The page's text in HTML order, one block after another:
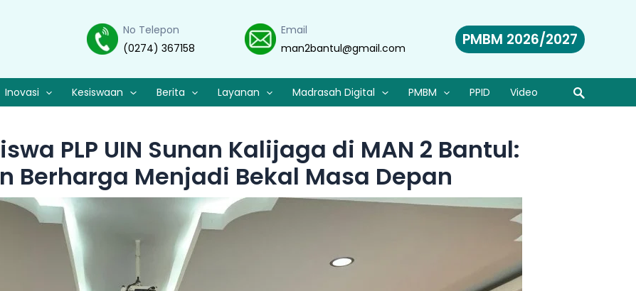
No Telepon
(0274) 367158
Email
man2bantul@gmail.com
PMBM 2026/2027
Inovasi Kesiswaan Berita Layanan Madrasah Digital PMBM PPID Video
PLP UIN Sunan Kalijaga di MAN 2 Bantul:
Berharga Menjadi Bekal Masa Depan